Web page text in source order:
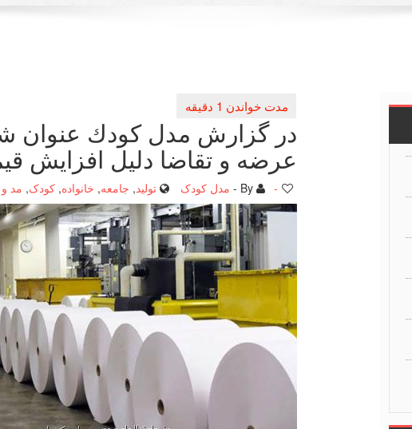
در گزارش مدل كودك عنوان
عرضه و تقاضا دلیل افزایش
مدل کودک تولید, جامعه, خانواده, کودک, مد -